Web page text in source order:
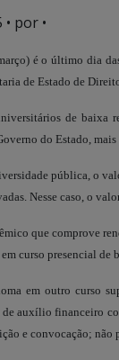
• por •
é o último dia
de Estado de
de
do Estado,
pública, o
Nesse caso, o
que comprove
curso presencial
em outro curso
auxílio financeiro
e convocação;